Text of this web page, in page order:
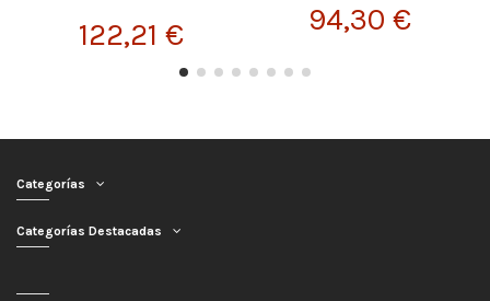
122,21 € 94,30 €
Categorías
Categorías Destacadas